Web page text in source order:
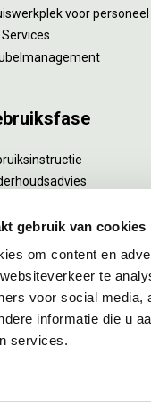
gebruik van cookies
om content en
te
voor social media,
informatie die u
services.
voor personeel
Services
reiniging
verhuizing